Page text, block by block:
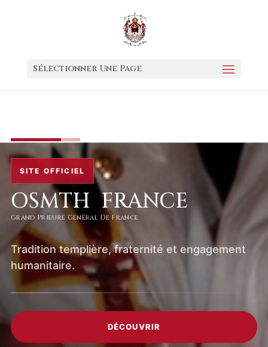
Sélectionner Une Page
SITE OFFICIEL
OSMTH FRANCE
Grand Prieuré Général De France
Tradition templière, fraternité et engagement
humanitaire.
DÉCOUVRIR